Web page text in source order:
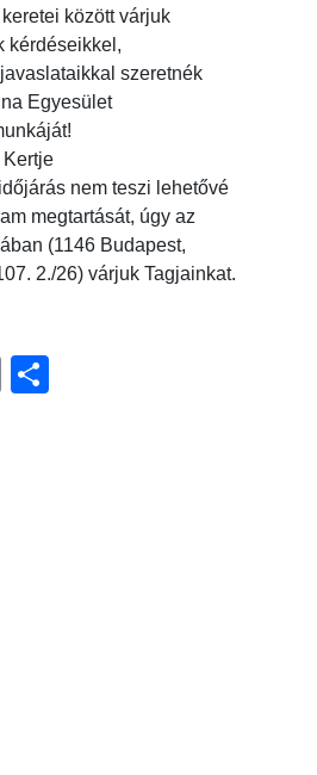
között várjuk
kérdéseikkel,
szeretnék
Egyesület
Kertje
nem teszi lehetővé
megtartását, úgy az
(1146 Budapest,
2./26) várjuk Tagjainkat.
Email